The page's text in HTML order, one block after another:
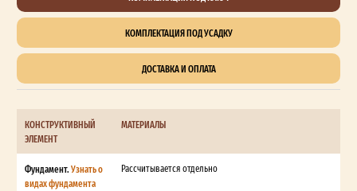
КОМПЛЕКТАЦИЯ ПОД УСАДКУ
ДОСТАВКА И ОПЛАТА
КОНСТРУКТИВНЫЙ
ЭЛЕМЕНТ
МАТЕРИАЛЫ
Фундамент.Узнать о
видах фундамента
Рассчитывается отдельно